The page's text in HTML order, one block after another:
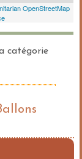
catégorie